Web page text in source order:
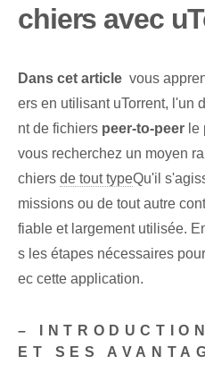
chiers avec
Dans cet article
vous
ers en utilisant uTorrent, l'un
nt de fichiers peer-to-peer le
vous recherchez un moyen
chiers de tout typeQu'il
missions ou de tout autre
fiable et largement utilisée.
s les étapes nécessaires
ec cette application.
–
ET SES